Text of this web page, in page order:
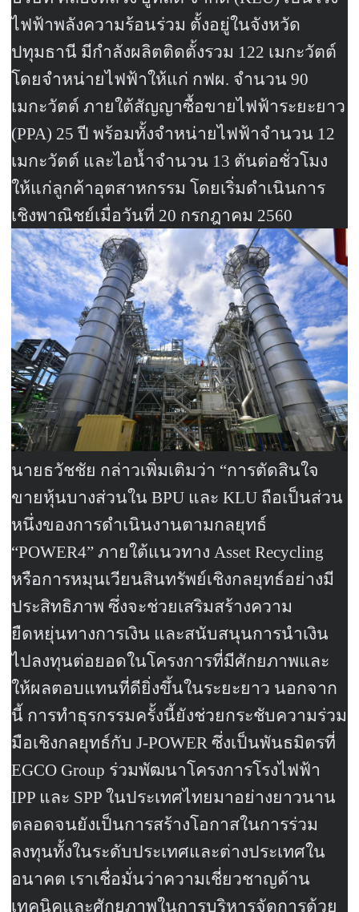
ไฟฟ้าพลังความร้อนร่วม ตั้งอยู่ในจังหวัด
ปทุมธานี มีกำลังผลิตติดตั้งรวม 122 เมกะวัตต์
โดยจำหน่ายไฟฟ้าให้แก่ กฟผ. จำนวน90
เมกะวัตต์ ภายใต้สัญญาซื้อขายไฟฟ้าระยะยาว
(PPA) 25ปี พร้อมทั้งจำหน่ายไฟฟ้าจำนวน 12
เมกะวัตต์ และไอน้ำจำนวน 13 ตันต่อชั่วโมง
ให้แก่ลูกค้าอุตสาหกรรม โดยเริ่มดำเนินการ
เชิงพาณิชย์เมื่อวันที่ 20 กรกฎาคม 2560
นายธวัชชัย กล่าวเพิ่มเติมว่า “การตัดสินใจ
ขายหุ้นบางส่วนในBPU และKLU ถือเป็นส่วน
หนึ่งของการดำเนินงานตามกลยุทธ์
“POWER4”ภายใต้แนวทาง Asset Recycling
หรือการหมุนเวียนสินทรัพย์เชิงกลยุทธ์อย่างมี
ประสิทธิภาพ ซึ่งจะช่วยเสริมสร้างความ
ยืดหยุ่นทางการเงิน และสนับสนุนการนำเงิน
ไปลงทุนต่อยอดในโครงการที่มีศักยภาพและ
ให้ผลตอบแทนที่ดียิ่งขึ้นในระยะยาว นอกจาก
นี้ การทำธุรกรรมครั้งนี้ยังช่วยกระชับความร่วม
มือเชิงกลยุทธ์กับJ-POWERซึ่งเป็นพันธมิตรที่
EGCO Group ร่วมพัฒนาโครงการโรงไฟฟ้า
IPP และ SPPในประเทศไทยมาอย่างยาวนาน
ตลอดจนยังเป็นการสร้างโอกาสในการร่วม
ลงทุนทั้งในระดับประเทศและต่างประเทศใน
อนาคต เราเชื่อมั่นว่าความเชี่ยวชาญด้าน
เทคนิคและศักยภาพในการบริหารจัดการด้วย